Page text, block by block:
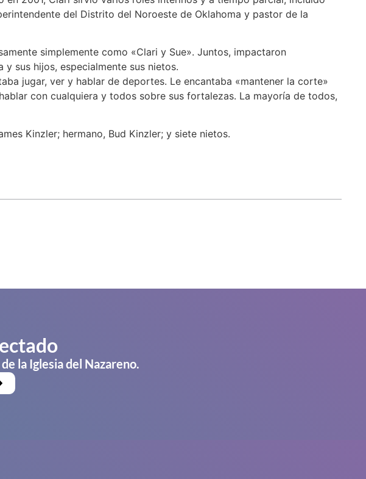
del Distrito del Noroeste de Oklahoma y pastor de la
simplemente como «Clari y Sue». Juntos, impactaron
sus hijos, especialmente sus nietos.
jugar, ver y hablar de deportes. Le encantaba «mantener la corte»
con cualquiera y todos sobre sus fortalezas. La mayoría de todos,
Kinzler; hermano, Bud Kinzler; y siete nietos.
la Iglesia del Nazareno.